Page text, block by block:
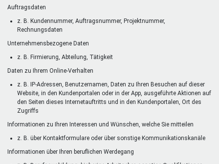
Auftragsdaten
z. B. Kundennummer, Auftragsnummer, Projektnummer,
Rechnungsdaten
Unternehmensbezogene Daten
z. B. Firmierung, Abteilung, Tätigkeit
Daten zu Ihrem Online-Verhalten
z. B. IP-Adressen, Benutzernamen, Daten zu Ihren Besuchen auf dieser
Website, in den Kundenportalen oder in der App, ausgeführte Aktionen auf
den Seiten dieses Internetauftritts und in den Kundenportalen, Ort des
Zugriffs
Informationen zu Ihren Interessen und Wünschen, welche Sie mitteilen
z. B. über Kontaktformulare oder über sonstige Kommunikationskanäle
Informationen über Ihren beruflichen Werdegang